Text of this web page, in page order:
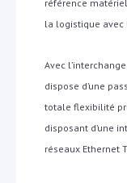
référence
la logistique avec
Avec
dispose d’une
totale flexibilité
disposant d’une
réseaux Ethernet